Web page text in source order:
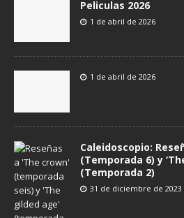
Peliculas 2026
1 de abril de 2026
1 de abril de 2026
Caleidoscopio:
(Temporada 6) y
(Temporada 2)
31 de diciembre de 2023